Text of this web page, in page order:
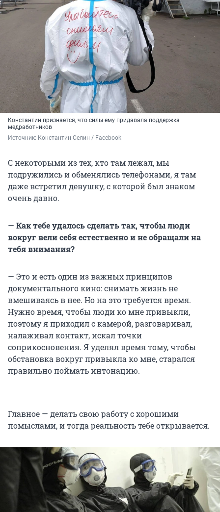
Константин признается, что силы ему придавала поддержка
медработников
Источник: Константин Селин / Facebook
С некоторыми из тех, кто там лежал, мы
подружились и обменялись телефонами, я там
даже встретил девушку, с которой был знаком
очень давно.
— Как тебе удалось сделать так, чтобы люди
вокруг вели себя естественно и не обращали на
тебя внимания?
— Это и есть один из важных принципов
документального кино: снимать жизнь не
вмешиваясь в нее. Но на это требуется время.
Нужно время, чтобы люди ко мне привыкли,
поэтому я приходил с камерой, разговаривал,
налаживал контакт, искал точки
соприкосновения. Я уделял время тому, чтобы
обстановка вокруг привыкла ко мне, старался
правильно поймать интонацию.
Главное — делать свою работу с хорошими
помыслами, и тогда реальность тебе открывается.